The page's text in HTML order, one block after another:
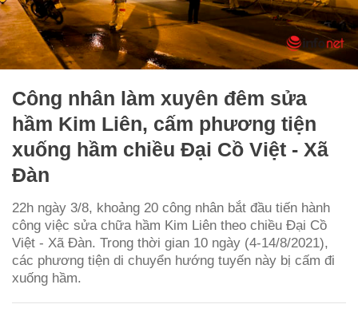
Công nhân làm xuyên đêm sửa
hầm Kim Liên, cấm phương tiện
xuống hầm chiều Đại Cồ Việt - Xã
Đàn
22h ngày 3/8, khoảng 20 công nhân bắt đầu tiến hành
công việc sửa chữa hầm Kim Liên theo chiều Đại Cồ
Việt - Xã Đàn. Trong thời gian 10 ngày (4-14/8/2021),
các phương tiện di chuyển hướng tuyến này bị cấm đi
xuống hầm.